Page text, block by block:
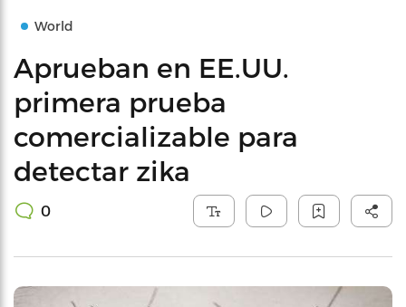
World
Aprueban en EE.UU.
primera prueba
comercializable para
detectar zika
0